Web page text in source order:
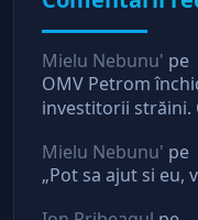
Mielu Nebunu' pe
OMV Petrom
investitorii străini.
Mielu Nebunu' pe
„Pot sa ajut si eu,